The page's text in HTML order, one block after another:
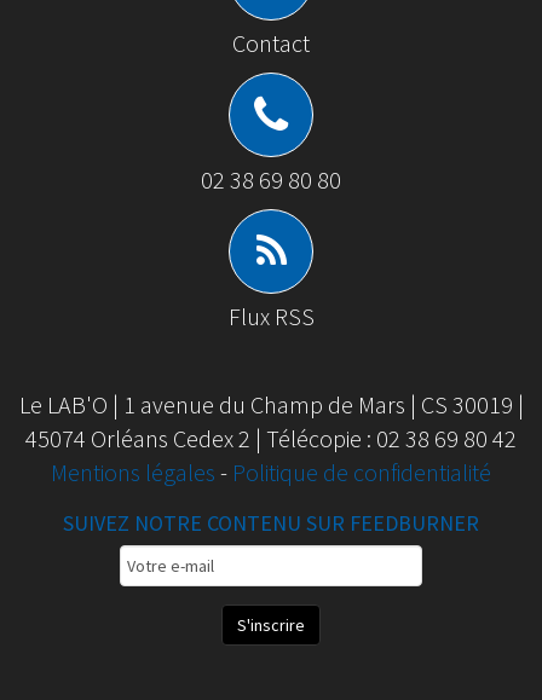
Contact
02 38 69 80 80
Flux RSS
Le LAB'O | 1 avenue du Champ de Mars | CS 30019 |
45074 Orléans Cedex 2 | Télécopie : 02 38 69 80 42
Mentions légales - Politique de confidentialité
SUIVEZ NOTRE CONTENU SUR FEEDBURNER
Email
Subscription
S'inscrire